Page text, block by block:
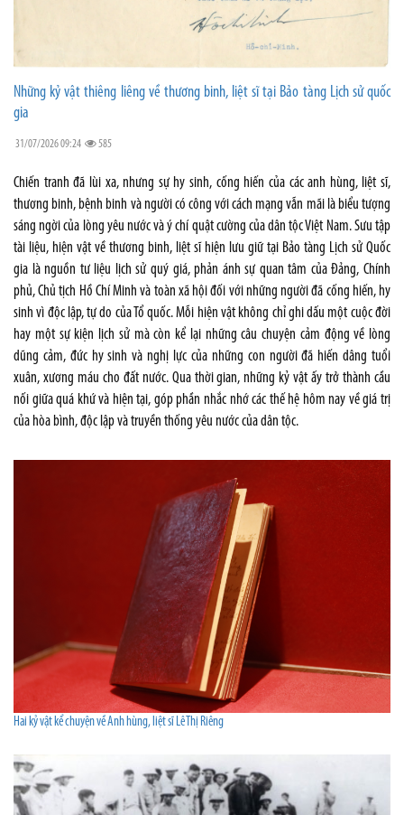
Những kỷ vật thiêng liêng về thương binh, liệt sĩ tại Bảo tàng Lịch sử quốc
gia
31/07/2026 09:24 585
Chiến tranh đã lùi xa, nhưng sự hy sinh, cống hiến của các anh hùng, liệt sĩ,
thương binh, bệnh binh và người có công với cách mạng vẫn mãi là biểu tượng
sáng ngời của lòng yêu nước và ý chí quật cường của dân tộc Việt Nam. Sưu tập
tài liệu, hiện vật về thương binh, liệt sĩ hiện lưu giữ tại Bảo tàng Lịch sử Quốc
gia là nguồn tư liệu lịch sử quý giá, phản ánh sự quan tâm của Đảng, Chính
phủ, Chủ tịch Hồ Chí Minh và toàn xã hội đối với những người đã cống hiến, hy
sinh vì độc lập, tự do của Tổ quốc. Mỗi hiện vật không chỉ ghi dấu một cuộc đời
hay một sự kiện lịch sử mà còn kể lại những câu chuyện cảm động về lòng
dũng cảm, đức hy sinh và nghị lực của những con người đã hiến dâng tuổi
xuân, xương máu cho đất nước. Qua thời gian, những kỷ vật ấy trở thành cầu
nối giữa quá khứ và hiện tại, góp phần nhắc nhớ các thế hệ hôm nay về giá trị
của hòa bình, độc lập và truyền thống yêu nước của dân tộc.
Hai kỷ vật kể chuyện về Anh hùng, liệt sĩ Lê Thị Riêng